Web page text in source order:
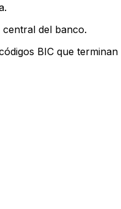
central del banco.
BIC que